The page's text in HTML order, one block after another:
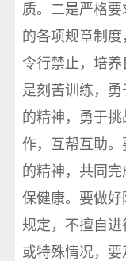
质。二是严格要
的各项规章制
令行禁止，培
是刻苦训练，
的精神，勇于
作，互帮互助
的精神，共同
保健康。要做
规定，不擅自
或特殊情况，